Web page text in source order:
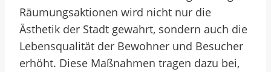
Räumungsaktionen wird nicht nur die
Ästhetik der Stadt gewahrt, sondern auch die
Lebensqualität der Bewohner und Besucher
erhöht. Diese Maßnahmen tragen dazu bei,